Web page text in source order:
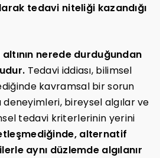
tedavi niteliği kazandığı
nerede durduğundan
Tedavi iddiası, bilimsel
kavramsal bir sorun
deneyimleri, bireysel algılar ve
tedavi kriterlerinin yerini
alternatif
aynı düzlemde algılanır